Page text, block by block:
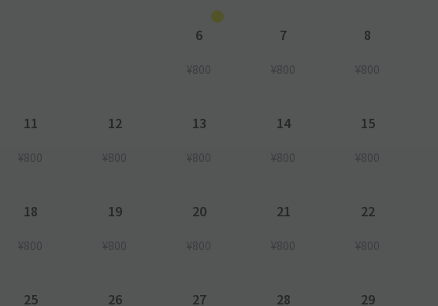
6
¥800
7
¥800
8
¥800
11
¥800
12
¥800
13
¥800
14
¥800
15
¥800
18
¥800
19
¥800
20
¥800
21
¥800
22
¥800
25 26 27 28 29